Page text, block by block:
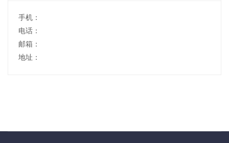
手机：
电话：
邮箱：
地址：